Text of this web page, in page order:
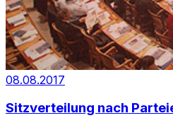
08.08.2017
Sitzverteilung nach